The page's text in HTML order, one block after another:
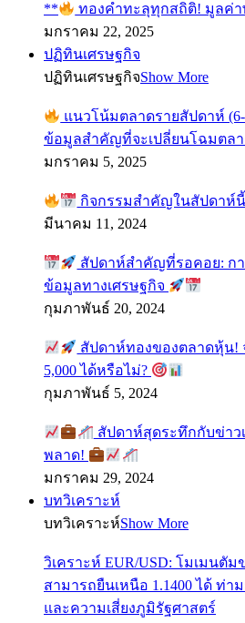
** ทองคำทะลุทุกสถิติ! มูลค่า
มกราคม 22, 2025
ปฏิทินเศรษฐกิจ
ปฏิทินเศรษฐกิจShow More
แนวโน้มตลาดรายสัปดาห์
ข้อมูลสำคัญที่จะเปลี่ยนโฉมตล
มกราคม 5, 2025
กิจกรรมสำคัญในสัปดาห์
มีนาคม 11, 2024
สัปดาห์สำคัญที่รอคอย: ก
ข้อมูลทางเศรษฐกิจ
กุมภาพันธ์ 20, 2024
สัปดาห์ทองของตลาดหุ้น!
5,000 ได้หรือไม่?
กุมภาพันธ์ 5, 2024
สัปดาห์สุดระทึกกับข่า
พลาด!
มกราคม 29, 2024
บทวิเคราะห์
บทวิเคราะห์Show More
วิเคราะห์ EUR/USD: โมเมนตั
สามารถยืนเหนือ 1.1400 ได้ ท่า
และความเสี่ยงภูมิรัฐศาสตร์